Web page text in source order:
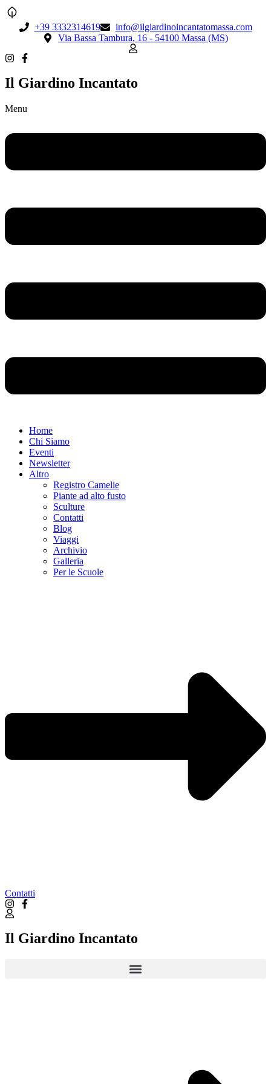
+39 3332314619
info@ilgiardinoincantatomassa.com
Via Bassa Tambura, 16 - 54100 Massa (MS)
Il Giardino Incantato
Menu
Home
Chi Siamo
Eventi
Newsletter
Altro
Registro Camelie
Piante ad alto fusto
Sculture
Contatti
Blog
Viaggi
Archivio
Galleria
Per le Scuole
Contatti
Il Giardino Incantato